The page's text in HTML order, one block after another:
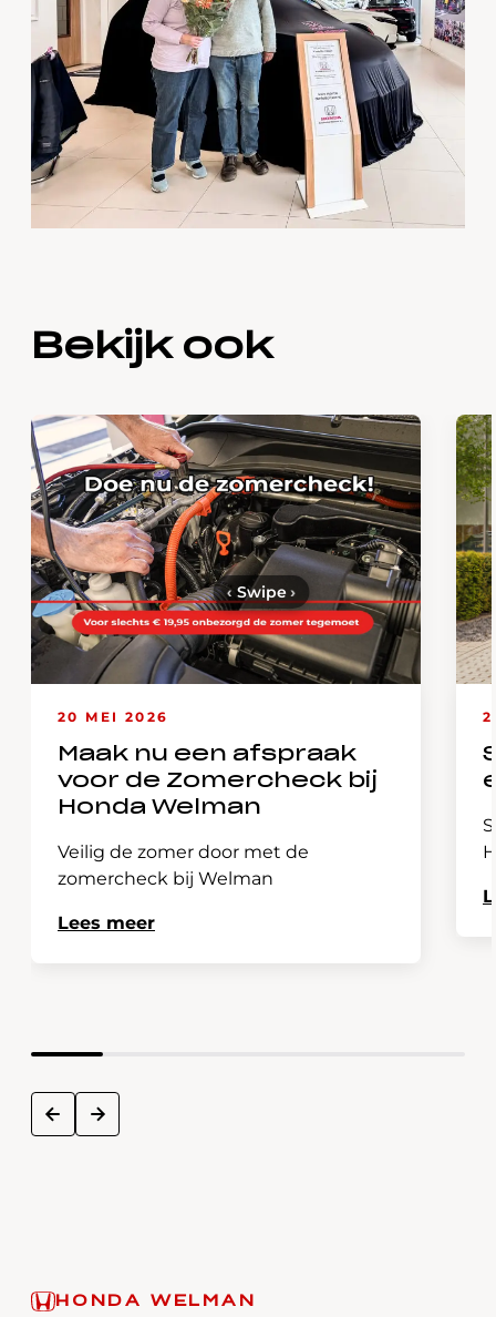
Bekijk ook
20 MEI 2026
Maak nu een afspraak
voor de Zomercheck bij
Honda Welman
Veilig de zomer door met de
zomercheck bij Welman
Lees meer
prev next
‹ Swipe›
HONDA WELMAN